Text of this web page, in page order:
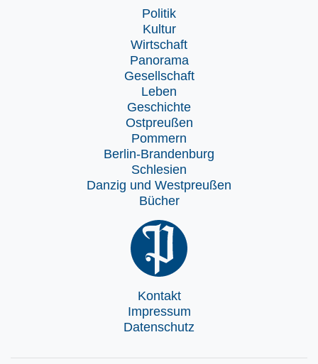
Politik
Kultur
Wirtschaft
Panorama
Gesellschaft
Leben
Geschichte
Ostpreußen
Pommern
Berlin-Brandenburg
Schlesien
Danzig und Westpreußen
Bücher
Kontakt
Impressum
Datenschutz